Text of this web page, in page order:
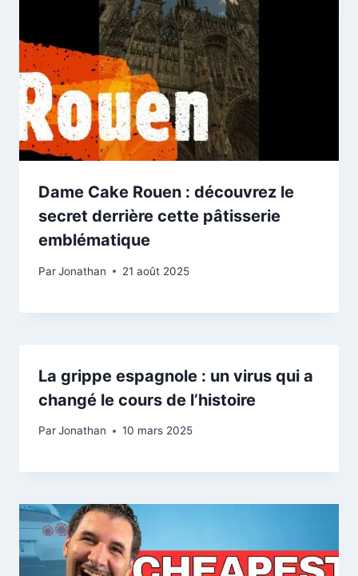
Dame Cake Rouen : découvrez le
secret derrière cette pâtisserie
emblématique
ParJonathan 21 août 2025
La grippe espagnole : un virus qui a
changé le cours de l’histoire
ParJonathan 10 mars 2025